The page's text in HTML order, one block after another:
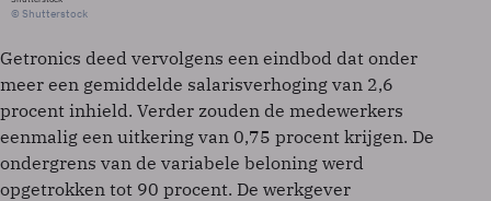
© Shutterstock
Getronics deed vervolgens een eindbod dat onder
meer een gemiddelde salarisverhoging van 2,6
procent inhield. Verder zouden de medewerkers
eenmalig een uitkering van 0,75 procent krijgen. De
ondergrens van de variabele beloning werd
opgetrokken tot 90 procent. De werkgever